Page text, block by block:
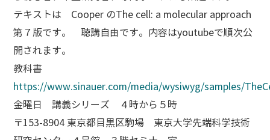
テキストは Cooper のThe cell: a molecular approach
第７版です。 聴講自由です。内容はyoutubeで順次公
開されます。
教科書
https://www.sinauer.com/media/wysiwyg/samples/
金曜日 講義シリーズ ４時から５時
〒153-8904 東京都目黒区駒場 東京大学先端科学技術